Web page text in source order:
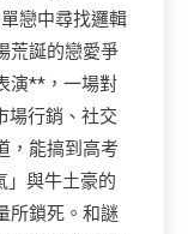
戀中尋找邏輯
荒誕的戀愛爭
演**，一場對
場行銷、社交
，能搞到高考
」與牛土豪的
所鎖死。和謎